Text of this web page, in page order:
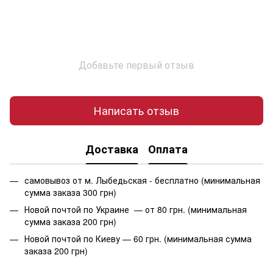
Добавьте первый отзыв
Написать отзыв
Доставка Оплата
самовывоз от м. Лыбедьская - бесплатно (минимальная
сумма заказа 300 грн)
Новой почтой по Украине — от 80 грн. (минимальная
сумма заказа 200 грн)
Новой почтой по Киеву — 60 грн. (минимальная сумма
заказа 200 грн)